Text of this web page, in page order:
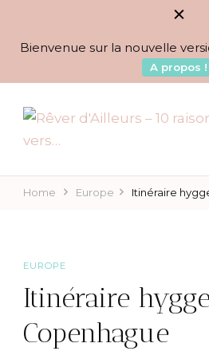
Bienvenue sur la nouvelle
A propos !
Rêver
BLOG VOYAGES DEPUIS 2010
Home Europe Itinéraire
EUROPE
Itinéraire
Copenhague